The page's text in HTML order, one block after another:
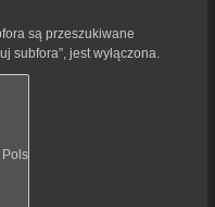
są przeszukiwane
subfora”, jest wyłączona.